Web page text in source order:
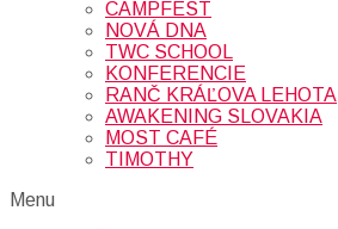
CAMPFEST
NOVÁ DNA
TWC SCHOOL
KONFERENCIE
RANČ KRÁĽOVA LEHOTA
AWAKENING SLOVAKIA
MOST CAFÉ
TIMOTHY
Menu